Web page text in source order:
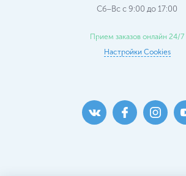
Сб–Вс c 9:00 до 17:00
Прием заказов онлайн 24/7
Настройки Cookies